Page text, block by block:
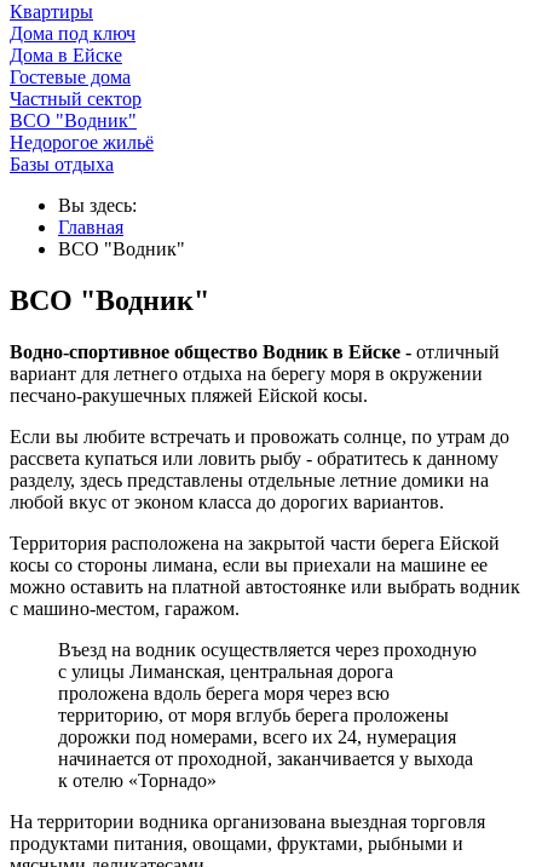
Квартиры
Дома под ключ
Дома в Ейске
Гостевые дома
Частный сектор
ВСО "Водник"
Недорогое жильё
Базы отдыха
Вы здесь:
Главная
ВСО "Водник"
ВСО "Водник"
Водно-спортивное общество Водник в Ейске - отличный
вариант для летнего отдыха на берегу моря в окружении
песчано-ракушечных пляжей Ейской косы.
Если вы любите встречать и провожать солнце, по утрам до
рассвета купаться или ловить рыбу - обратитесь к данному
разделу, здесь представлены отдельные летние домики на
любой вкус от эконом класса до дорогих вариантов.
Территория расположена на закрытой части берега Ейской
косы со стороны лимана, если вы приехали на машине ее
можно оставить на платной автостоянке или выбрать водник
с машино-местом, гаражом.
Въезд на водник осуществляется через проходную
с улицы Лиманская, центральная дорога
проложена вдоль берега моря через всю
территорию, от моря вглубь берега проложены
дорожки под номерами, всего их 24, нумерация
начинается от проходной, заканчивается у выхода
к отелю «Торнадо»
На территории водника организована выездная торговля
продуктами питания, овощами, фруктами, рыбными и